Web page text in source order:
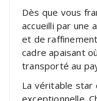
Dès que vous
accueilli par une
et de
cadre apaisant
transporté au
La véritable star